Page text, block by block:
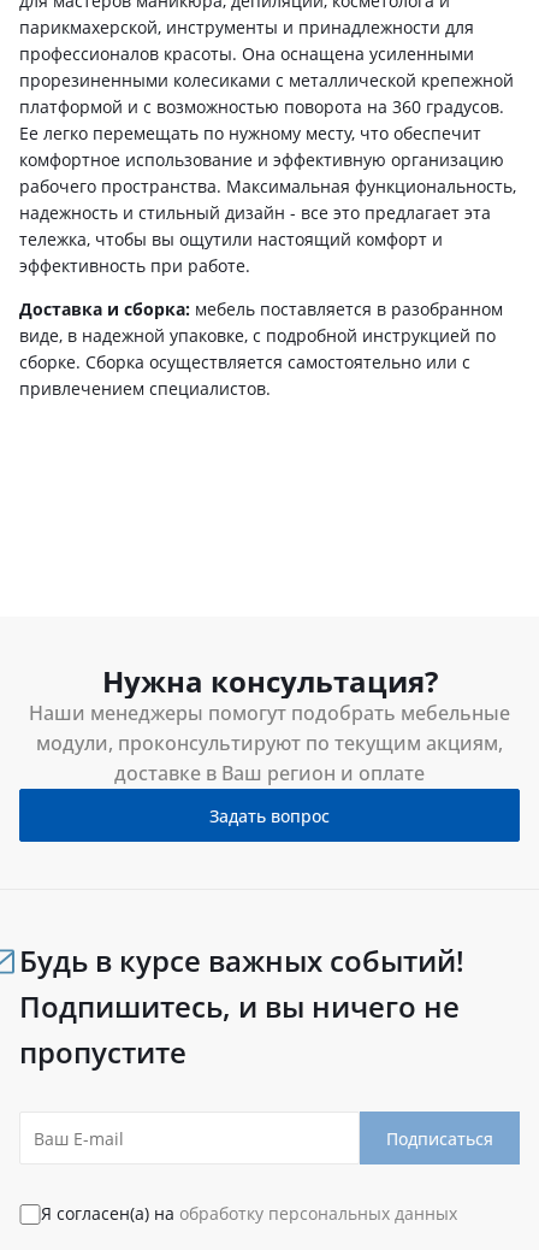
парикмахерской, инструменты и принадлежности для
профессионалов красоты. Она оснащена усиленными
прорезиненными колесиками с металлической крепежной
платформой и с возможностью поворота на 360 градусов.
Ее легко перемещать по нужному месту, что обеспечит
комфортное использование и эффективную организацию
рабочего пространства. Максимальная функциональность,
надежность и стильный дизайн - все это предлагает эта
тележка, чтобы вы ощутили настоящий комфорт и
эффективность при работе.
Доставка и сборка: мебель поставляется в разобранном
виде, в надежной упаковке, с подробной инструкцией по
сборке. Сборка осуществляется самостоятельно или с
привлечением специалистов.
Нужна консультация?
Наши менеджеры помогут подобрать мебельные
модули, проконсультируют по текущим акциям,
доставке в Ваш регион и оплате
Задать вопрос
Будь в курсе важных событий!
Подпишитесь, и вы ничего не
пропустите
Подписаться
Я согласен(а) на обработку персональных данных